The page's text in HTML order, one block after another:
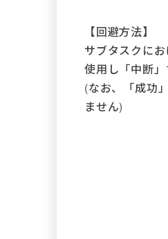
【回避方法】
サブタスクに
使用し「中断」
(なお、「成功
ません)